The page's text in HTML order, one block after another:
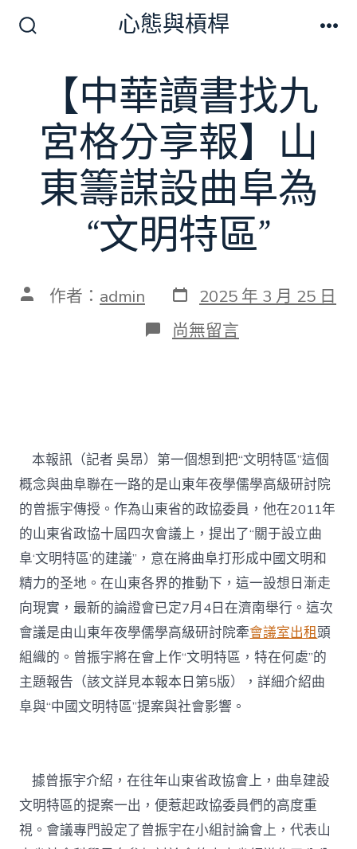
關
心態與槓桿
【中華讀書找九
宮格分享報】山
東籌謀設曲阜為
“文明特區”
文 作者： admin 發
表
日
期
2025 年 3 月 25 日
在
〈【中
格
分
享
報】
山
東
籌
謀
設
曲
阜
為
“文
明
特
區”〉
中
尚無留言
本報訊（記者 吳昂）第一個想到把“文明特區”這個
概念與曲阜聯在一路的是山東年夜學儒學高級研討院
的曾振宇傳授。作為山東省的政協委員，他在2011年
的山東省政協十屆四次會議上，提出了“關于設立曲
阜‘文明特區’的建議”，意在將曲阜打形成中國文明和
精力的圣地。在山東各界的推動下，這一設想日漸走
向現實，最新的論證會已定7月4日在濟南舉行。這次
會議是由山東年夜學儒學高級研討院牽會議室出租頭
組織的。曾振宇將在會上作“文明特區，特在何處”的
主題報告（該文詳見本報本日第5版），詳細介紹曲
阜與“中國文明特區”提案與社會影響。
據曾振宇介紹，在往年山東省政協會上，曲阜建設
文明特區的提案一出，便惹起政協委員們的高度重
視。會議專門設定了曾振宇在小組討論會上，代表山